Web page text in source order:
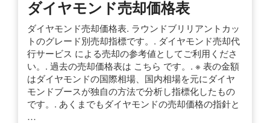
ダイヤモンド売却価格表
ダイヤモンド売却価格表. ラウンドブリリアントカッ
トのグレード別売却指標です。. ダイヤモンド売却代
行サービス による売却の参考値としてご利用くださ
い。. 過去の売却価格表は こちら です。. ※ 表の金額
はダイヤモンドの国際相場、国内相場を元にダイヤ
モンドブースが独自の方法で分析し指標化したもの
です。. あくまでもダイヤモンドの売却価格の指針と
…